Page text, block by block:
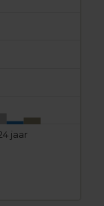
jaar